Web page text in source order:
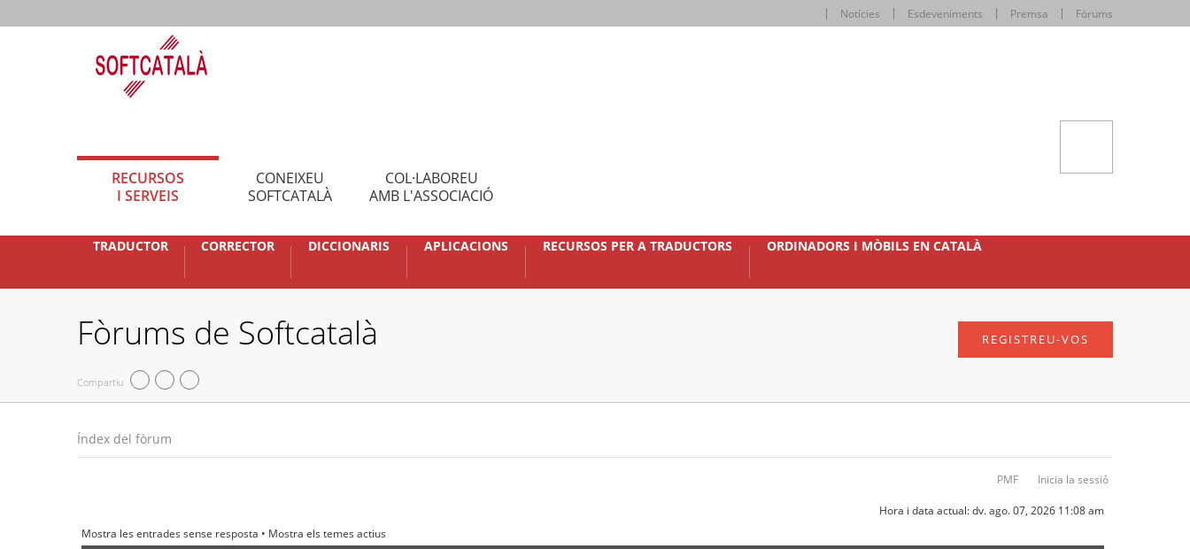
Notícies Esdeveniments Premsa Fòrums
RECURSOS
I SERVEIS
CONEIXEU
SOFTCATALÀ
COL·LABOREU
AMB L'ASSOCIACIÓ
TRADUCTOR CORRECTOR DICCIONARIS APLICACIONS RECURSOS PER A TRADUCTORS ORDINADORS I MÒBILS EN CATALÀ
Fòrums de Softcatalà
Compartiu
REGISTREU-VOS
Índex del fòrum
PMF Inicia la sessió
Hora i data actual: dv. ago. 07, 2026 11:08 am
Mostra les entrades sense resposta • Mostra els temes actius